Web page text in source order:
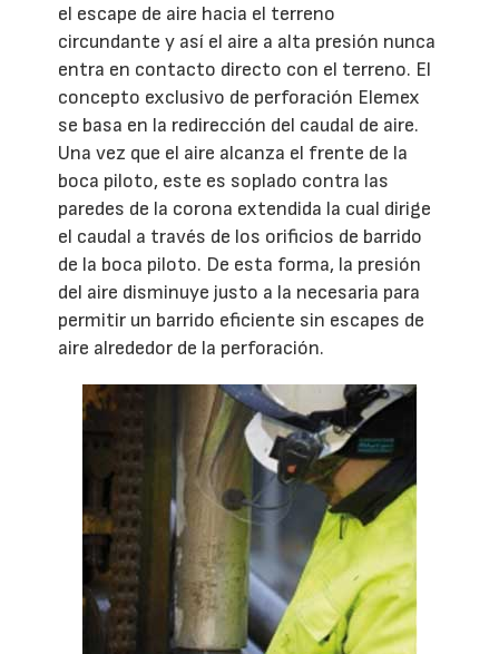
el escape de aire hacia el terreno
circundante y así el aire a alta presión nunca
entra en contacto directo con el terreno. El
concepto exclusivo de perforación Elemex
se basa en la redirección del caudal de aire.
Una vez que el aire alcanza el frente de la
boca piloto, este es soplado contra las
paredes de la corona extendida la cual dirige
el caudal a través de los orificios de barrido
de la boca piloto. De esta forma, la presión
del aire disminuye justo a la necesaria para
permitir un barrido eficiente sin escapes de
aire alrededor de la perforación.